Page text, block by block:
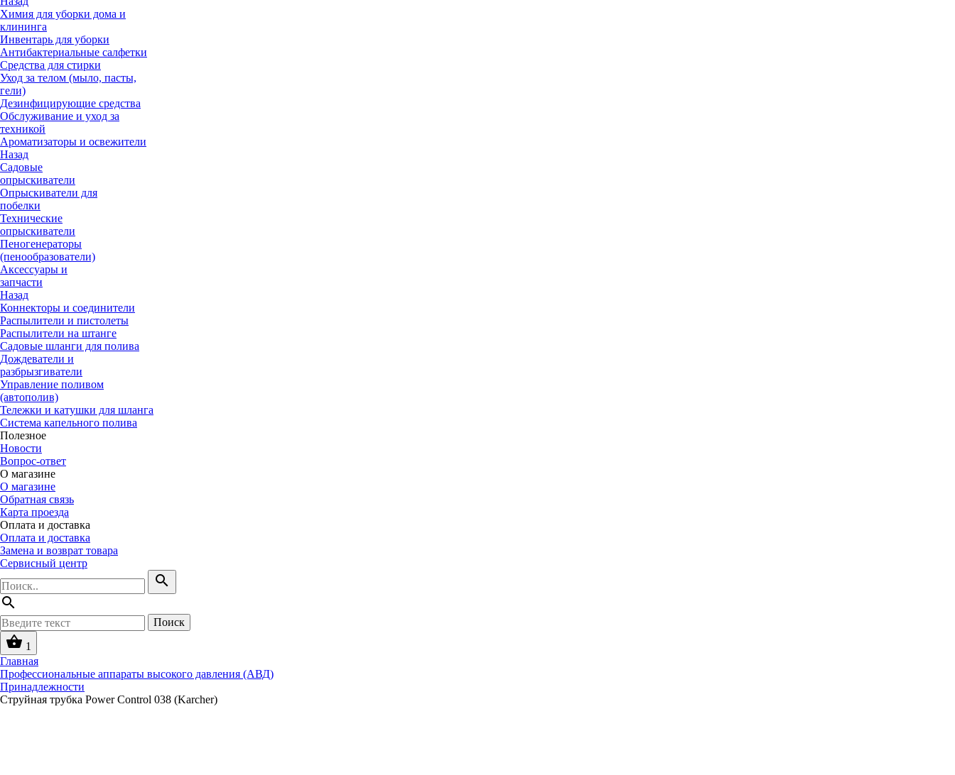
Химия для уборки дома и
клининга
Инвентарь для уборки
Антибактериальные салфетки
Средства для стирки
Уход за телом (мыло, пасты,
гели)
Дезинфицирующие средства
Обслуживание и уход за
техникой
Ароматизаторы и освежители
Назад
Садовые
опрыскиватели
Опрыскиватели для
побелки
Технические
опрыскиватели
Пеногенераторы
(пенообразователи)
Аксессуары и
запчасти
Назад
Коннекторы и соединители
Распылители и пистолеты
Распылители на штанге
Садовые шланги для полива
Дождеватели и
разбрызгиватели
Управление поливом
(автополив)
Тележки и катушки для шланга
Система капельного полива
Полезное
Новости
Вопрос-ответ
О магазине
О магазине
Обратная связь
Карта проезда
Оплата и доставка
Оплата и доставка
Замена и возврат товара
Сервисный центр
search
search
Поиск
shopping_basket 1
Главная
Профессиональные аппараты высокого давления (АВД)
Принадлежности
Струйная трубка Power Control 038 (Karcher)